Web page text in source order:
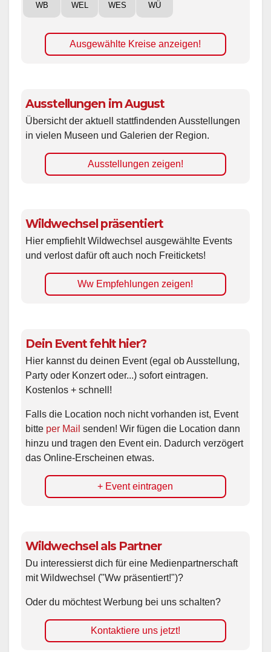
WB WEL WES WÜ
Ausgewählte Kreise anzeigen!
Ausstellungen im August
Übersicht der aktuell stattfindenden Ausstellungen
in vielen Museen und Galerien der Region.
Ausstellungen zeigen!
Wildwechsel präsentiert
Hier empfiehlt Wildwechsel ausgewählte Events
und verlost dafür oft auch noch Freitickets!
Ww Empfehlungen zeigen!
Dein Event fehlt hier?
Hier kannst du deinen Event (egal ob Ausstellung,
Party oder Konzert oder...) sofort eintragen.
Kostenlos + schnell!
Falls die Location noch nicht vorhanden ist, Event
bitte per Mail senden! Wir fügen die Location dann
hinzu und tragen den Event ein. Dadurch verzögert
das Online-Erscheinen etwas.
+ Event eintragen
Wildwechsel als Partner
Du interessierst dich für eine Medienpartnerschaft
mit Wildwechsel ("Ww präsentiert!")?
Oder du möchtest Werbung bei uns schalten?
Kontaktiere uns jetzt!